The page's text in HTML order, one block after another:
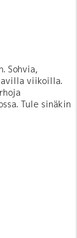
Sohvia,
viikoilla.
Tule sinäkin